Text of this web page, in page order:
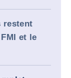
restent
et le